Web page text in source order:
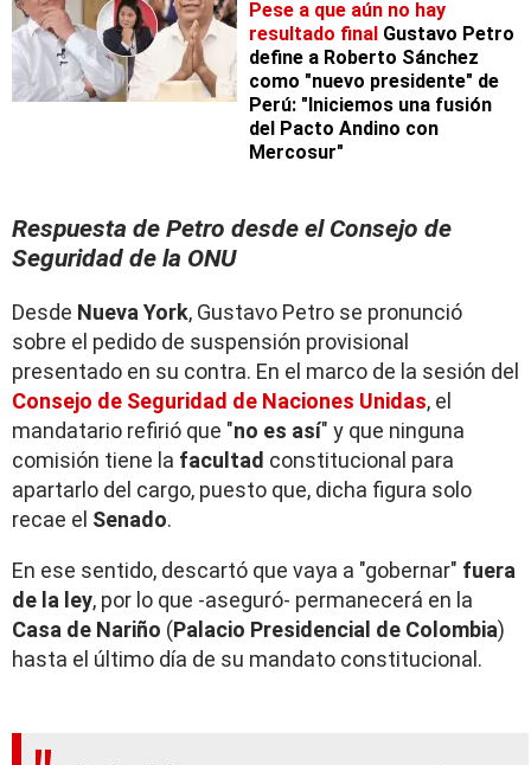
Pese a que aún no hay
resultado final Gustavo Petro
define a Roberto Sánchez
como "nuevo presidente" de
Perú: "Iniciemos una fusión
del Pacto Andino con
Mercosur"
Respuesta de Petro desde el Consejo de
Seguridad de la ONU
Desde Nueva York, Gustavo Petro se pronunció
sobre el pedido de suspensión provisional
presentado en su contra. En el marco de la sesión del
Consejo de Seguridad de Naciones Unidas, el
mandatario refirió que "no es así" y que ninguna
comisión tiene la facultad constitucional para
apartarlo del cargo, puesto que, dicha figura solo
recae el Senado.
En ese sentido, descartó que vaya a "gobernar" fuera
de la ley, por lo que -aseguró- permanecerá en la
Casa de Nariño (Palacio Presidencial de Colombia)
hasta el último día de su mandato constitucional.